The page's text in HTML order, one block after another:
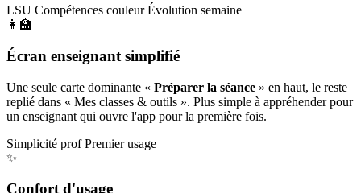
LSU Compétences couleur Évolution semaine
👩‍🏫
Écran enseignant simplifié
Une seule carte dominante « Préparer la séance » en haut, le reste
replié dans « Mes classes & outils ». Plus simple à appréhender pour
un enseignant qui ouvre l'app pour la première fois.
Simplicité prof Premier usage
✨
Confort d'usage